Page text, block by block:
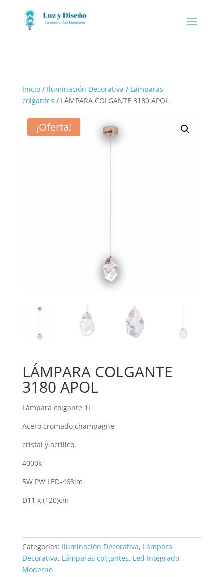
Inicio/ Iluminación Decorativa / Lámparas
colgantes / LÁMPARA COLGANTE 3180 APOL
¡Oferta!
LÁMPARA COLGANTE
3180 APOL
Lámpara colgante 1L
Acero cromado champagne,
cristal y acrílico.
4000k
5W PW LED-463lm
D11 x (120)cm
Categorías: Iluminación Decorativa, Lámpara
Decorativa, Lámparas colgantes, Led Integrado,
Moderno